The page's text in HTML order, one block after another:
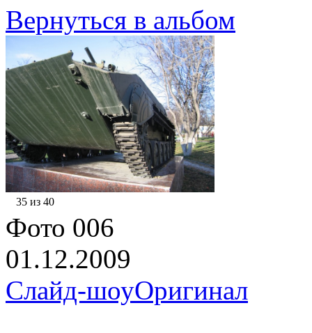
Вернуться в альбом
35 из 40
Фото 006
01.12.2009
Слайд-шоуОригинал